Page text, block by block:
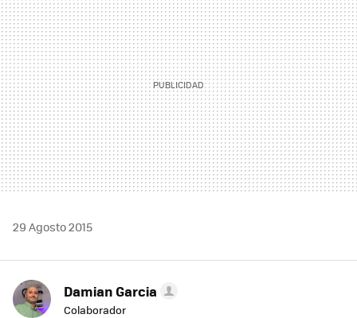
29 Agosto 2015
Damian Garcia
Colaborador